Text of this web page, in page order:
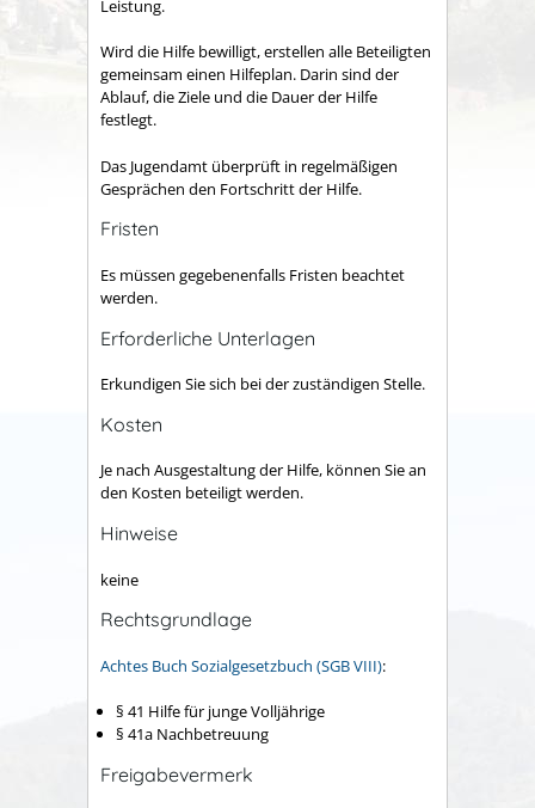
Leistung.
Wird die Hilfe bewilligt, erstellen alle Beteiligten
gemeinsam einen Hilfeplan. Darin sind der
Ablauf, die Ziele und die Dauer der Hilfe
festlegt.
Das Jugendamt überprüft in regelmäßigen
Gesprächen den Fortschritt der Hilfe.
Fristen
Es müssen gegebenenfalls Fristen beachtet
werden.
Erforderliche Unterlagen
Erkundigen Sie sich bei der zuständigen Stelle.
Kosten
Je nach Ausgestaltung der Hilfe, können Sie an
den Kosten beteiligt werden.
Hinweise
keine
Rechtsgrundlage
Achtes Buch Sozialgesetzbuch (SGB VIII):
§ 41 Hilfe für junge Volljährige
§ 41a Nachbetreuung
Freigabevermerk